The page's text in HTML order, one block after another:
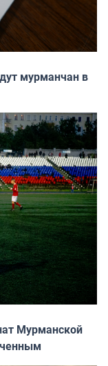
мурманчан в
Мурманской